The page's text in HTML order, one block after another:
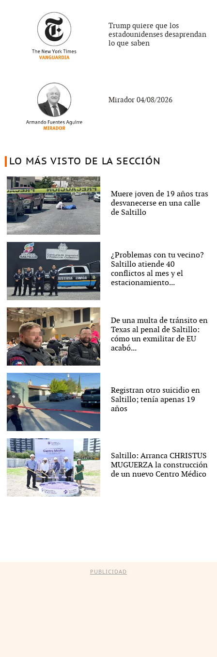
Trump quiere que los
estadounidenses desaprendan
lo que saben
Mirador 04/08/2026
LO MÁS VISTO DE LA SECCIÓN
Muere joven de 19 años tras
desvanecerse en una calle
de Saltillo
¿Problemas con tu vecino?
Saltillo atiende 40
conflictos al mes y el
estacionamiento...
De una multa de tránsito en
Texas al penal de Saltillo:
cómo un exmilitar de EU
acabó...
Registran otro suicidio en
Saltillo; tenía apenas 19
años
Saltillo: Arranca CHRISTUS
MUGUERZA la construcción
de un nuevo Centro Médico
PUBLICIDAD